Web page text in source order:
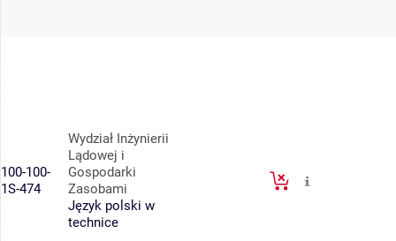
100-100-
1S-474
Wydział Inżynierii
Lądowej i
Gospodarki
Zasobami
Język polski w
technice